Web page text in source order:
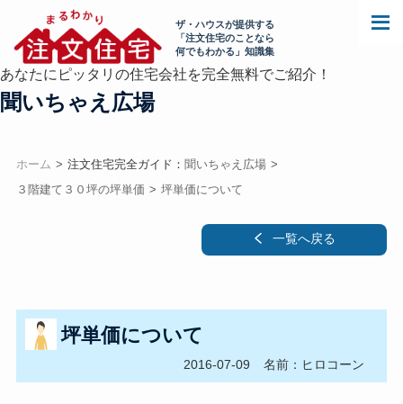
ザ・ハウスが提供する
「注文住宅のことなら
何でもわかる」知識集
あなたにピッタリの住宅会社を完全無料でご紹介！
聞いちゃえ広場
ホーム 注文住宅完全ガイド： 聞いちゃえ広場
３階建て３０坪の坪単価
坪単価について
一覧へ戻る
坪単価について
2016-07-09 名前：ヒロコーン